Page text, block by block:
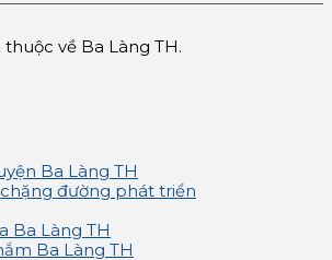
về Ba Làng TH.
Ba Làng TH
đường phát triển
Ba Làng TH
Ba Làng TH